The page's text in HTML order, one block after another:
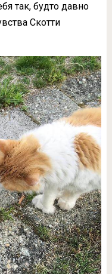
так, будто давно
Скотти